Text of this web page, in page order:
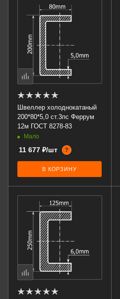
Швеллер холоднокатаный
200*80*5,0 ст.3пс Феррум
12м ГОСТ 8278-83
Мало
11 677 ₽/шт ?
В КОРЗИНУ